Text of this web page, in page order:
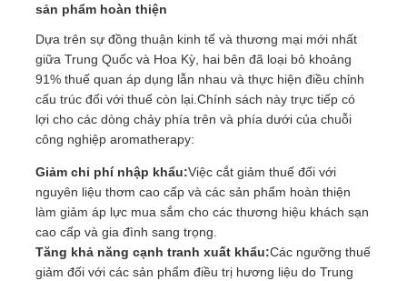
sản phẩm hoàn thiện
Dựa trên sự đồng thuận kinh tế và thương mại mới nhất
giữa Trung Quốc và Hoa Kỳ, hai bên đã loại bỏ khoảng
91% thuế quan áp dụng lẫn nhau và thực hiện điều chỉnh
cấu trúc đối với thuế còn lại.Chính sách này trực tiếp có
lợi cho các dòng chảy phía trên và phía dưới của chuỗi
công nghiệp aromatherapy:
Giảm chi phí nhập khẩu:Việc cắt giảm thuế đối với
nguyên liệu thơm cao cấp và các sản phẩm hoàn thiện
làm giảm áp lực mua sắm cho các thương hiệu khách sạn
cao cấp và gia đình sang trọng.
Tăng khả năng cạnh tranh xuất khẩu:Các ngưỡng thuế
giảm đối với các sản phẩm điều trị hương liệu do Trung